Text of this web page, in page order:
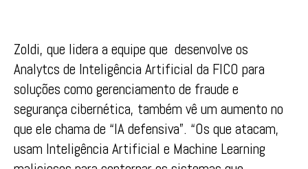
Zoldi, que lidera a equipe que desenvolve os
Analytcs de Inteligência Artificial da FICO para
soluções como gerenciamento de fraude e
segurança cibernética, também vê um aumento no
que ele chama de “IA defensiva”. “Os que atacam,
usam Inteligência Artificial e Machine Learning